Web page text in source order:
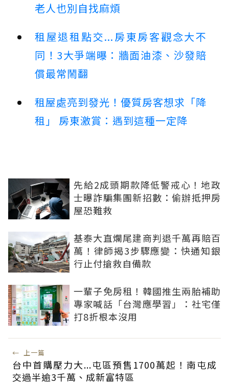
老人也別自找麻煩
租屋退租點交...房東房客觀念大不
同！3大爭端曝：牆面油漆、沙發賠
償最常鬧翻
租屋處亮到發光！優質房客想求「降
租」 房東激賞：遇到這種一定降
先給2成頭期款降低警戒心！地政
士曝詐騙集團新招數：偷辦抵押房
屋恐難救
基泰大直爛尾建商判退千萬再賠百
萬！律師揭3步驟應變：快通知銀
行止付搶救自備款
一輩子免房租！韓國推生兩胎補助
專家喊話「台灣應學習」：社宅僅
打8折根本沒用
← 上一篇
台中首購壓力大...屯區預售1700萬起！南屯成
交過半逾3千萬、成新富特區